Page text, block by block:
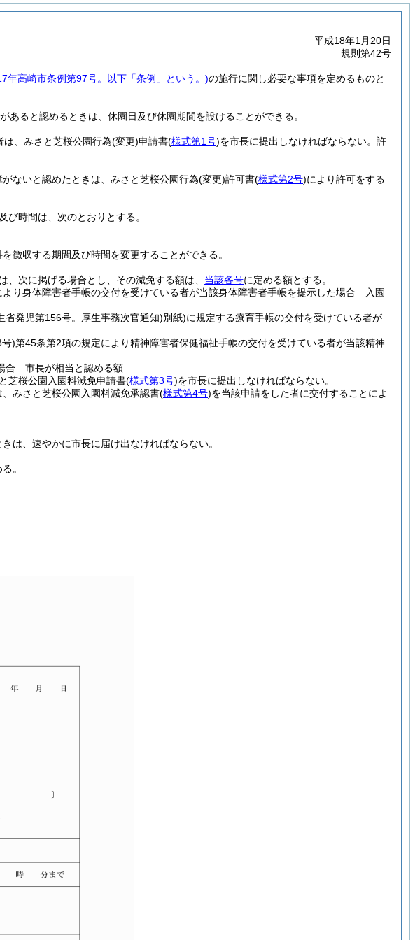
平成18年1月20日
規則第42号
年高崎市条例第97号。以下「条例」という。)の施行に関し必要な事項を定めるものと
あると認めるときは、休園日及び休園期間を設けることができる。
、みさと芝桜公園行為(変更)申請書(様式第1号)を市長に提出しなければならない。 許
ないと認めたときは、みさと芝桜公園行為(変更)許可書(様式第2号)により許可をする
時間は、次のとおりとする。
徴収する期間及び時間を変更することができる。
次に掲げる場合とし、その減免する額は、 当該各号に定める額とする。
り身体障害者手帳の交付を受けている者が当該身体障害者手帳を提示した場合 入園
省発児第156号。厚生事務次官通知)別紙)に規定する療育手帳の交付を受けている者が
)第45条第2項の規定により精神障害者保健福祉手帳の交付を受けている者が当該精神
合 市長が相当と認める額
芝桜公園入園料減免申請書(様式第3号)を市長に提出しなければならない。
みさと芝桜公園入園料減免承認書(様式第4号)を当該申請をした者に交付することによ
は、速やかに市長に届け出なければならない。
。